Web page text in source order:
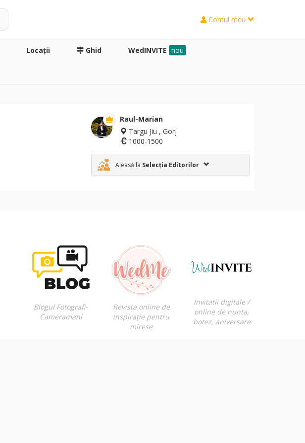
Contul meu
Locaţii Ghid WedINVITE nou
Raul-Marian
Targu Jiu , Gorj
1000-1500
Aleasă la Selecția Editorilor
Blogul Fotografi-
Cameramani
Revista online de
inspirație pentru
mirese
Invitatii digitale /
online de nunta,
botez, aniversare